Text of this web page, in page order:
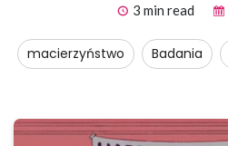
3 min read
macierzyństwo Badania